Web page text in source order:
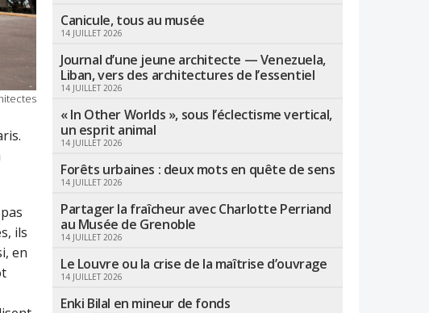
ils
en
Canicule, tous au musée
14 JUILLET 2026
Journal d’une jeune architecte — Venezuela,
Liban, vers des architectures de l’essentiel
14 JUILLET 2026
« In Other Worlds », sous l’éclectisme vertical,
un esprit animal
14 JUILLET 2026
Forêts urbaines : deux mots en quête de sens
14 JUILLET 2026
Partager la fraîcheur avec Charlotte Perriand
au Musée de Grenoble
14 JUILLET 2026
Le Louvre ou la crise de la maîtrise d’ouvrage
14 JUILLET 2026
Enki Bilal en mineur de fonds